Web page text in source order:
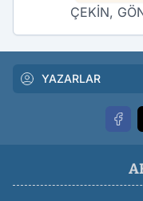
ÇEKİN,
YAZARLAR